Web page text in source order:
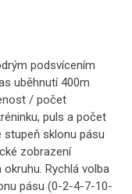
podsvícením
uběhnutí 400m
/ počet
puls a počet
stupeň sklonu pásu
zobrazení
Rychlá volba
pásu (0-2-4-7-10-